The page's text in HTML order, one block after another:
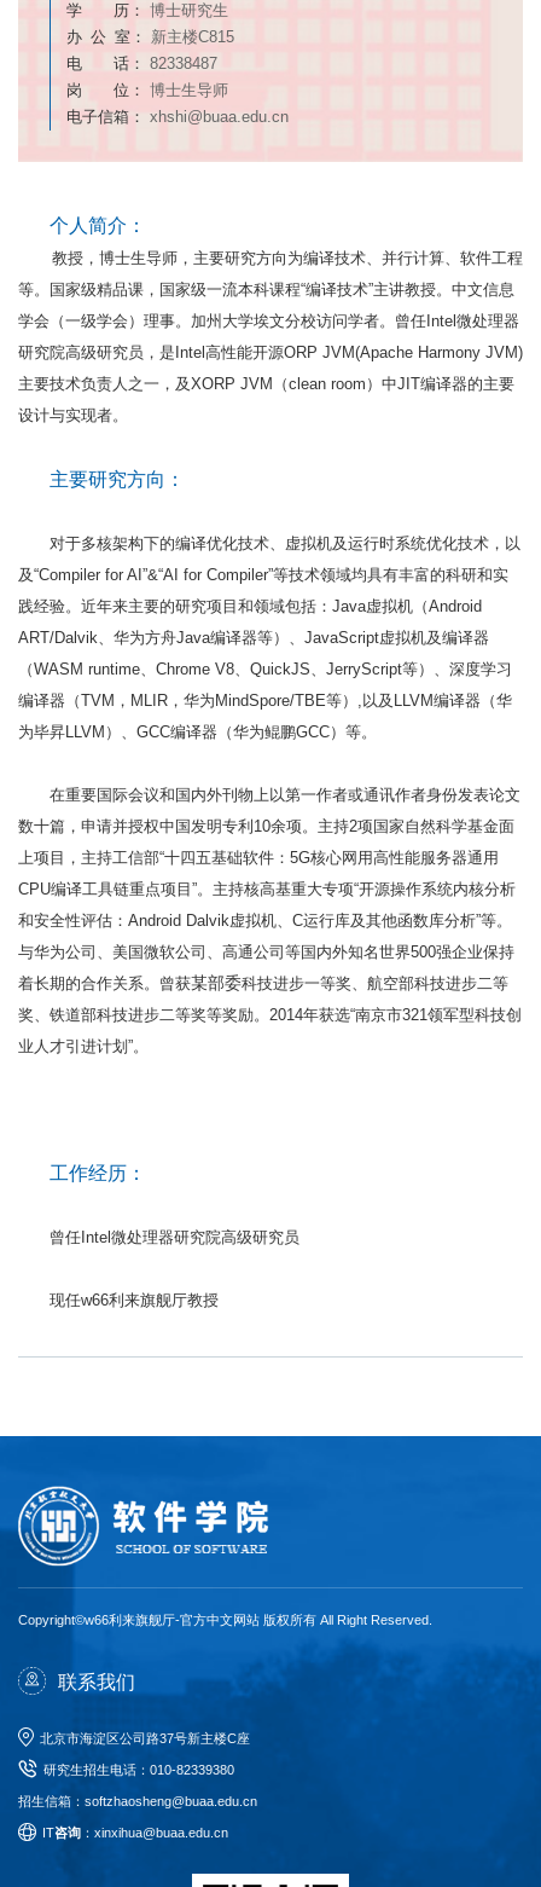
学 历： 博士研究生
办 公 室： 新主楼C815
电 话： 82338487
岗 位： 博士生导师
电子信箱： xhshi@buaa.edu.cn
个人简介：
教授，博士生导师，主要研究方向为编译技术、并行计算、软件工程
等。国家级精品课，国家级一流本科课程“编译技术”主讲教授。中文信息
学会（一级学会）理事。加州大学埃文分校访问学者。曾任Intel微处理器
研究院高级研究员，是Intel高性能开源ORP JVM(Apache Harmony JVM)
主要技术负责人之一，及XORP JVM（clean room）中JIT编译器的主要
设计与实现者。
主要研究方向：
对于多核架构下的编译优化技术、虚拟机及运行时系统优化技术，以
及“Compiler for AI”&“AI for Compiler”等技术领域均具有丰富的科研和实
践经验。近年来主要的研究项目和领域包括：Java虚拟机（Android
ART/Dalvik、华为方舟Java编译器等）、JavaScript虚拟机及编译器
（WASM runtime、Chrome V8、QuickJS、JerryScript等）、深度学习
编译器（TVM，MLIR，华为MindSpore/TBE等）,以及LLVM编译器（华
为毕昇LLVM）、GCC编译器（华为鲲鹏GCC）等。
在重要国际会议和国内外刊物上以第一作者或通讯作者身份发表论文
数十篇，申请并授权中国发明专利10余项。主持2项国家自然科学基金面
上项目，主持工信部“十四五基础软件：5G核心网用高性能服务器通用
CPU编译工具链重点项目”。主持核高基重大专项“开源操作系统内核分析
和安全性评估：Android Dalvik虚拟机、C运行库及其他函数库分析”等。
与华为公司、美国微软公司、高通公司等国内外知名世界500强企业保持
着长期的合作关系。曾获某部委科技进步一等奖、航空部科技进步二等
奖、铁道部科技进步二等奖等奖励。2014年获选“南京市321领军型科技创
业人才引进计划”。
工作经历：
曾任Intel微处理器研究院高级研究员
现任w66利来旗舰厅教授
Copyright©w66利来旗舰厅-官方中文网站 版权所有 All Right Reserved.
联系我们
北京市海淀区公司路37号新主楼C座
研究生招生电话： 010-82339380
招生信箱：softzhaosheng@buaa.edu.cn
IT咨询：xinxihua@buaa.edu.cn